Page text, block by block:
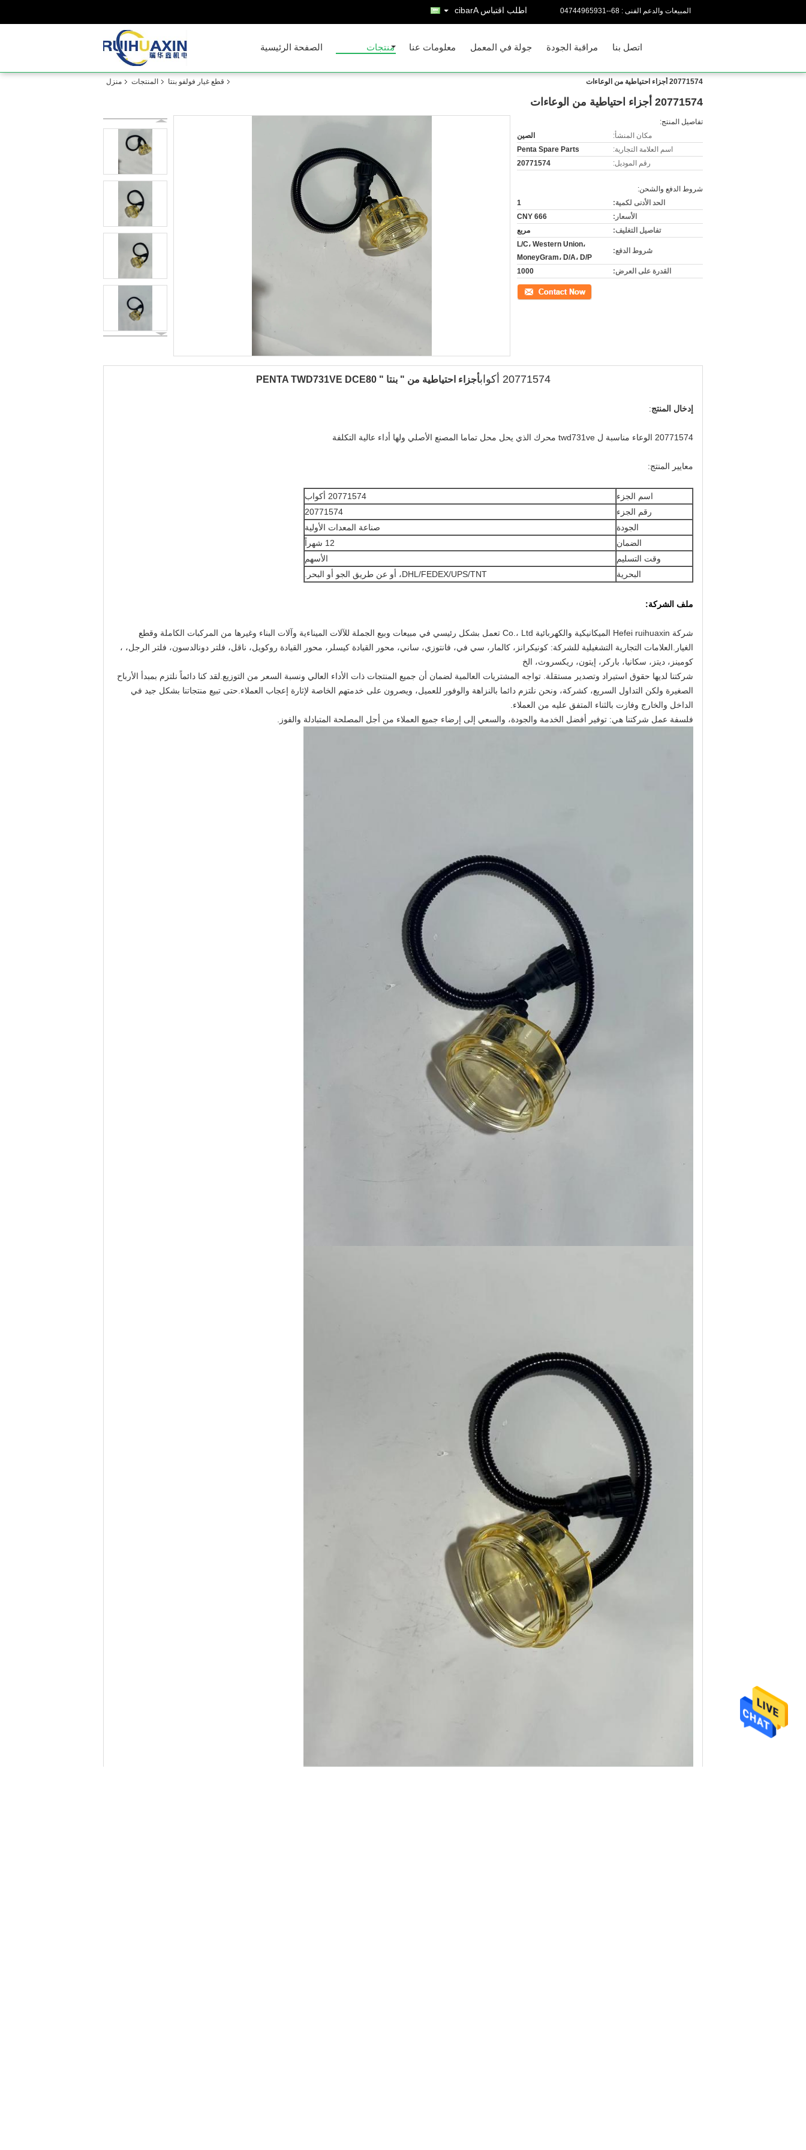
المبيعات والدعم الفنى : 86--13956944740 اطلب اقتباس Arabic
الصفحة الرئيسية منتجات معلومات عنا جولة في المعمل مراقبة الجودة اتصل بنا
منزل المنتجات قطع غيار فولفو بنتا 20771574 أجزاء احتياطية من الوعاءات
20771574 أجزاء احتياطية من الوعاءات
تفاصيل المنتج:
مكان المنشأ:
الصين
اسم العلامة التجارية:
Penta Spare Parts
رقم الموديل:
20771574
شروط الدفع والشحن:
الحد الأدنى لكمية:
1
الأسعار:
CNY 666
تفاصيل التغليف:
مربع
شروط الدفع:
L/C، Western Union،
MoneyGram، D/A، D/P
القدرة على العرض:
1000
اتصل
20771574 أكواب أجزاء احتياطية من " بنتا " PENTA TWD731VE DCE80
إدخال المنتج:
20771574 الوعاء مناسبة ل twd731ve محرك الذي يحل محل تماما المصنع الأصلي ولها أداء عالية التكلفة
معايير المنتج:
اسم الجزء
20771574 أكواب
رقم الجزء
20771574
الجودة
صناعة المعدات الأولية
الضمان
12 شهراً
وقت التسليم
الأسهم
البحرية
DHL/FEDEX/UPS/TNT، أو عن طريق الجو أو البحر.
ملف الشركة:
شركة Hefei ruihuaxin الميكانيكية والكهربائية Co.، Ltd تعمل بشكل رئيسي في مبيعات وبيع الجملة للآلات الميناءية وآلات البناء وغيرها من المركبات الكاملة وقطع
الغيار.العلامات التجارية التشغيلية للشركة: كونيكرانز، كالمار، سي في، فانتوزي، ساني، محور القيادة كيسلر، محور القيادة روكويل، ناقل، فلتر دونالدسون، فلتر الرجل، ،
كومينز، ديتز، سكانيا، باركر، إيتون، ريكسروث، الخ
شركتنا لديها حقوق استيراد وتصدير مستقلة. تواجه المشتريات العالمية لضمان أن جميع المنتجات ذات الأداء العالي ونسبة السعر من التوزيع.لقد كنا دائماً نلتزم بمبدأ الأرباح
الصغيرة ولكن التداول السريع، كشركة، ونحن نلتزم دائما بالنزاهة والوفور للعميل، ويصرون على خدمتهم الخاصة لإثارة إعجاب العملاء.حتى تبيع منتجاتنا بشكل جيد في
الداخل والخارج وفازت بالثناء المتفق عليه من العملاء.
فلسفة عمل شركتنا هي: توفير أفضل الخدمة والجودة، والسعي إلى إرضاء جميع العملاء من أجل المصلحة المتبادلة والفوز.